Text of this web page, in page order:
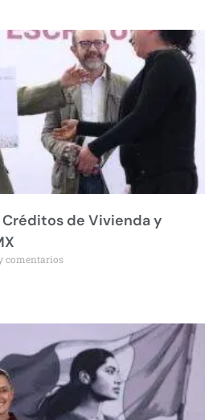
de Vivienda y
comentarios